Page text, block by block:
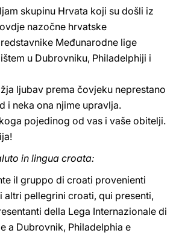
skupinu Hrvata koji su došli iz
nazočne hrvatske
Međunarodne lige
u Dubrovniku, Philadelphiji i
ljubav prema čovjeku neprestano
i neka ona njime upravlja.
pojedinog od vas i vaše obitelji.
in lingua croata:
il gruppo di croati provenienti
altri pellegrini croati, qui presenti,
della Lega Internazionale di
a Dubrovnik, Philadelphia e